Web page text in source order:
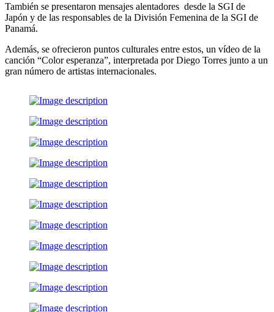
También se presentaron mensajes alentadores desde la SGI de
Japón y de las responsables de la División Femenina de la SGI de
Panamá.
Además, se ofrecieron puntos culturales entre estos, un vídeo de la
canción “Color esperanza”, interpretada por Diego Torres junto a un
gran número de artistas internacionales.